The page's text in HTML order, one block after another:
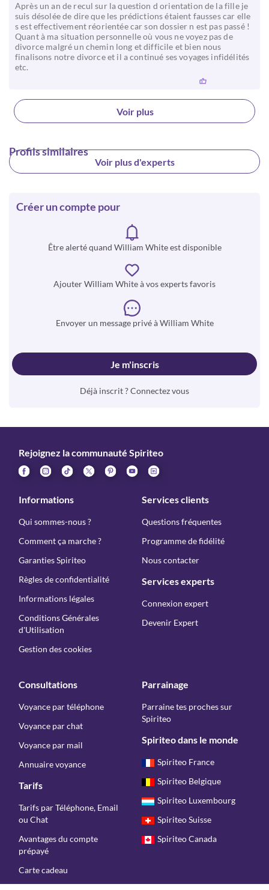
Après un an de recul sur la question d orientation de la fille je
suis désolée de dire que les prédictions étaient fausses car elle
s est effectivement réorientée car son dossier n est pas passé !
Quant à ma situation personnelle où vous ne voyez pas de
divorce malgré un chemin long et difficile et bien nous
finalisons notre divorce et il a continué ses voyages infidélités
etc.
Voir plus
Profils similaires
Voir plus d'experts
Créer un compte pour
Être alerté quand William White est disponible
Ajouter William White à vos experts favoris
Envoyer un message privé à William White
Je m'inscris
Déjà inscrit ? Connectez vous
Rejoignez la communauté Spiriteo
Informations
Qui sommes-nous ?
Comment ça marche ?
Garanties Spiriteo
Règles de confidentialité
Informations légales
Conditions Générales
d'Utilisation
Gestion des cookies
Services clients
Questions fréquentes
Programme de fidélité
Nous contacter
Services experts
Connexion expert
Devenir Expert
Consultations
Voyance par téléphone
Voyance par chat
Voyance par mail
Annuaire voyance
Tarifs
Tarifs par Téléphone, Email
ou Chat
Avantages du compte
prépayé
Carte cadeau
Parrainage
Parraine tes proches sur
Spiriteo
Spiriteo dans le monde
Spiriteo France
Spiriteo Belgique
Spiriteo Luxembourg
Spiriteo Suisse
Spiriteo Canada